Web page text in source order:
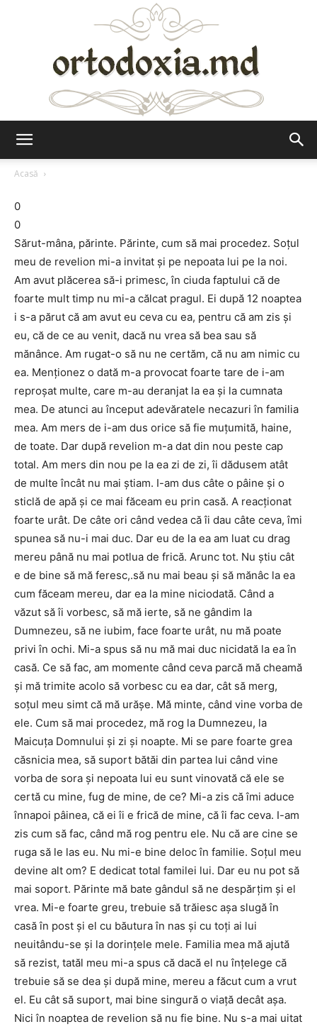
Acasă
0
0
Sărut-mâna, părinte. Părinte, cum să mai procedez. Soţul
meu de revelion mi-a invitat şi pe nepoata lui pe la noi.
Am avut plăcerea să-i primesc, în ciuda faptului că de
foarte mult timp nu mi-a călcat pragul. Ei după 12 noaptea
i s-a părut că am avut eu ceva cu ea, pentru că am zis şi
eu, că de ce au venit, dacă nu vrea să bea sau să
mănânce. Am rugat-o să nu ne certăm, că nu am nimic cu
ea. Menţionez o dată m-a provocat foarte tare de i-am
reproşat multe, care m-au deranjat la ea şi la cumnata
mea. De atunci au început adevăratele necazuri în familia
mea. Am mers de i-am dus orice să fie muţumită, haine,
de toate. Dar după revelion m-a dat din nou peste cap
total. Am mers din nou pe la ea zi de zi, îi dădusem atât
de multe încât nu mai ştiam. I-am dus câte o pâine şi o
sticlă de apă şi ce mai făceam eu prin casă. A reacţionat
foarte urât. De câte ori când vedea că îi dau câte ceva, îmi
spunea să nu-i mai duc. Dar eu de la ea am luat cu drag
mereu până nu mai potlua de frică. Arunc tot. Nu ştiu cât
e de bine să mă feresc,.să nu mai beau şi să mănâc la ea
cum făceam mereu, dar ea la mine niciodată. Când a
văzut să îi vorbesc, să mă ierte, să ne gândim la
Dumnezeu, să ne iubim, face foarte urât, nu mă poate
privi în ochi. Mi-a spus să nu mă mai duc nicidată la ea în
casă. Ce să fac, am momente când ceva parcă mă cheamă
şi mă trimite acolo să vorbesc cu ea dar, cât să merg,
soţul meu simt că mă urăşe. Mă minte, când vine vorba de
ele. Cum să mai procedez, mă rog la Dumnezeu, la
Maicuţa Domnului şi zi şi noapte. Mi se pare foarte grea
căsnicia mea, să suport bătăi din partea lui când vine
vorba de sora şi nepoata lui eu sunt vinovată că ele se
certă cu mine, fug de mine, de ce? Mi-a zis că îmi aduce
înnapoi pâinea, că ei îi e frică de mine, că îi fac ceva. I-am
zis cum să fac, când mă rog pentru ele. Nu că are cine se
ruga să le las eu. Nu mi-e bine deloc în familie. Soţul meu
devine alt om? E dedicat total familei lui. Dar eu nu pot să
mai soport. Părinte mă bate gândul să ne despărţim şi el
vrea. Mi-e foarte greu, trebuie să trăiesc aşa slugă în
casă în post şi el cu băutura în nas şi cu toţi ai lui
neuitându-se şi la dorinţele mele. Familia mea mă ajută
să rezist, tatăl meu mi-a spus că dacă el nu înţelege că
trebuie să se dea şi după mine, mereu a făcut cum a vrut
el. Eu cât să suport, mai bine singură o viaţă decât aşa.
Nici în noaptea de revelion să nu fie bine. Nu s-a mai uitat